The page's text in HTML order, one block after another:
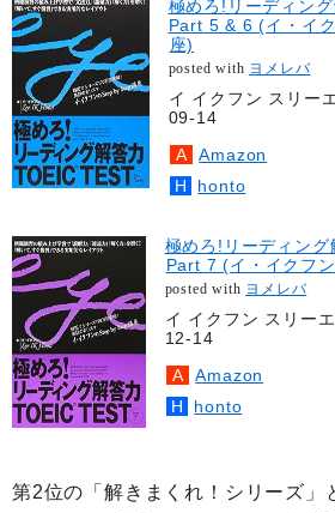
極めろ!リーディン
Part 5 & 6 (イ・イ
座)
posted with ヨメレバ
イ イクフン スリー
09-14
Amazon
honto
極めろ!リーディン
Part 7 (イ・イクフ
posted with ヨメレバ
イ イクフン スリー
12-14
Amazon
honto
第2位の「解きまくれ！シリーズ」